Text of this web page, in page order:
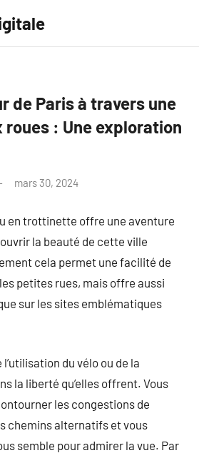
de Paris à travers une
roues : Une exploration
mars 30, 2024
en trottinette offre une aventure
la beauté de cette ville
cela permet une facilité de
petites rues, mais offre aussi
sur les sites emblématiques
du vélo ou de la
la liberté qu’elles offrent. Vous
les congestions de
chemins alternatifs et vous
semble pour admirer la vue. Par